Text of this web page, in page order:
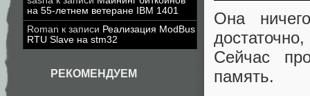
на 55-летнем ветеране IBM 1401
Roman к записи Реализация ModBus
RTU Slave на stm32
РЕКОМЕНДУЕМ
Она
Сейчас
память.